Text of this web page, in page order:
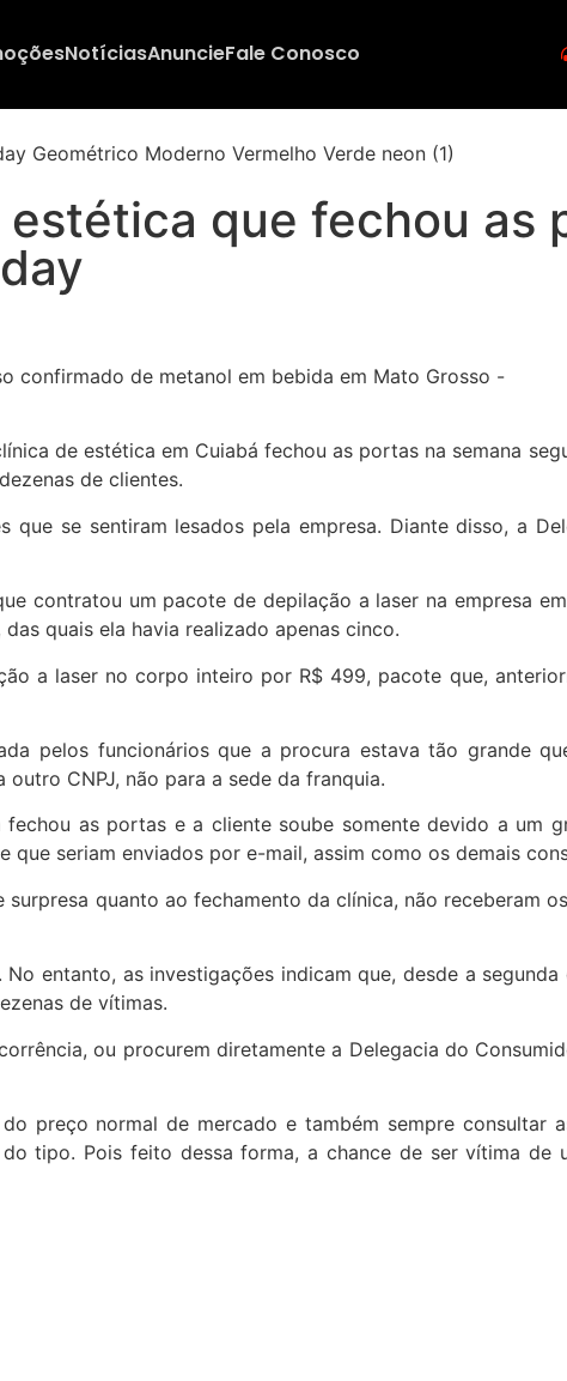
NotíciasAnuncieFale Conosco
que fechou as
de estética em Cuiabá fechou as portas na semana
de clientes.
se sentiram lesados pela empresa. Diante disso, a
contratou um pacote de depilação a laser na empresa
quais ela havia realizado apenas cinco.
a laser no corpo inteiro por R$ 499, pacote que,
pelos funcionários que a procura estava tão grande
CNPJ, não para a sede da franquia.
as portas e a cliente soube somente devido a um
seriam enviados por e-mail, assim como os demais
quanto ao fechamento da clínica, não receberam
entanto, as investigações indicam que, desde a
de vítimas.
ou procurem diretamente a Delegacia do
preço normal de mercado e também sempre consultar
tipo. Pois feito dessa forma, a chance de ser vítima de